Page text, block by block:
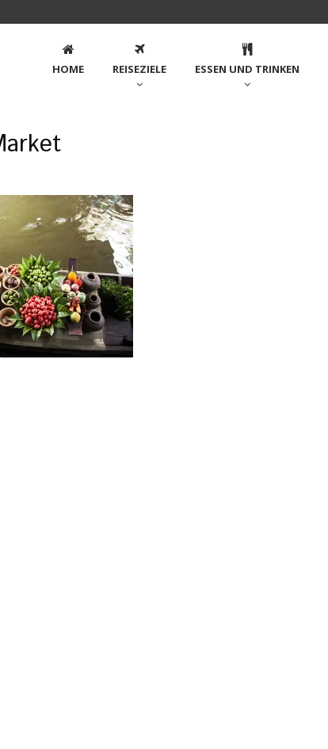
HOME REISEZIELE ESSEN UND TRINKEN